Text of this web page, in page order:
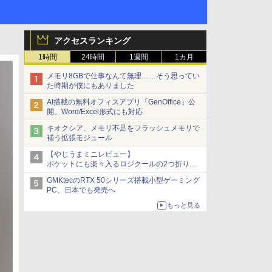
アクセスランキング
1時間 24時間 1週間 1カ月
メモリ8GBで仕事なんて無理……そう思ってい
た時期が僕にもありました
AI搭載の無料オフィスアプリ「GenOffice」公
開。Word/Excel形式にも対応
キオクシア、メモリ不足をフラッシュメモリで
補う拡張モジュール
【やじうまミニレビュー】
ポケットにも楽々入るロジクールの2つ折りマ
ウス「Mobi Fold」。その気になるギミックと
は？
GMKtecのRTX 50シリーズ搭載小型ゲーミング
PC、日本でも発売へ
もっと見る